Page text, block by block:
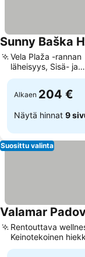
Sunny Baška
Vela Plaža -rannan
läheisyys, Sisä- ja
ulkoallasalue
Alkaen 204 €
Näytä hinnat 9
Suosittu valinta
Valamar
Rentouttava
Keinotekoinen